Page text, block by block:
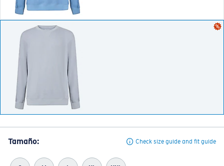
Tamaño: Check size guide and fit guide